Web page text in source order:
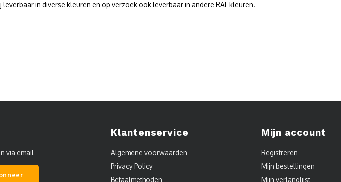
leverbaar in diverse kleuren en op verzoek ook leverbaar in andere RAL kleuren.
via email
Klantenservice
Algemene voorwaarden
Privacy Policy
Betaalmethoden
Mijn account
Registreren
Mijn bestellingen
Mijn verlanglijst